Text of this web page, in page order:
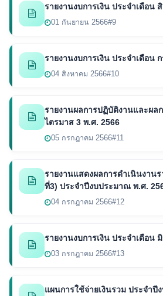
รายงานงบการเงิน ประจำเดือน
01 กันยายน 2566#9
รายงานงบการเงิน ประจำเดือน
04 สิงหาคม 2566#10
รายงานผลการปฏิบัติงานและผล
ไตรมาส 3 พ.ศ. 2566
05 กรกฎาคม 2566#11
รายงานแสดงผลการดำเนินงาน
ที่3) ประจำปีงบประมาณ พ.ศ.
04 กรกฎาคม 2566#12
รายงานงบการเงิน ประจำเดือน
03 กรกฎาคม 2566#13
แผนการใช้จ่ายเงินรวม ประจำปี